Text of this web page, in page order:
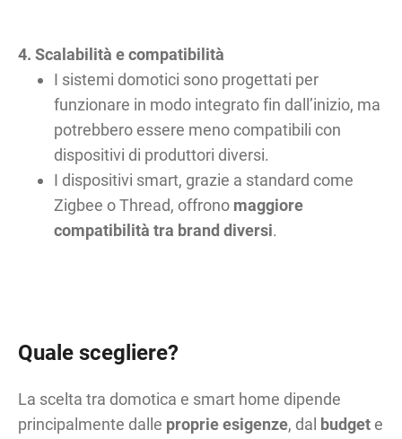
4. Scalabilità e compatibilità
I sistemi domotici sono progettati per
funzionare in modo integrato fin dall’inizio, ma
potrebbero essere meno compatibili con
dispositivi di produttori diversi.
I dispositivi smart, grazie a standard come
Zigbee o Thread, offrono maggiore
compatibilità tra brand diversi.
Quale scegliere?
La scelta tra domotica e smart home dipende
principalmente dalle proprie esigenze, dal budgete